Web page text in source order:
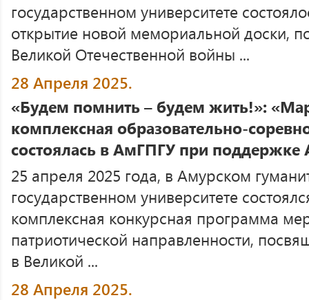
государственном университете
открытие новой мемориальной доски,
Великой Отечественной войны ...
28 Апреля 2025.
«Будем помнить – будем жить!»:
комплексная образовательно-
состоялась в АмГПГУ при
25 апреля 2025 года, в Амурском
государственном университете
комплексная конкурсная программа
патриотической направленности,
в Великой ...
28 Апреля 2025.